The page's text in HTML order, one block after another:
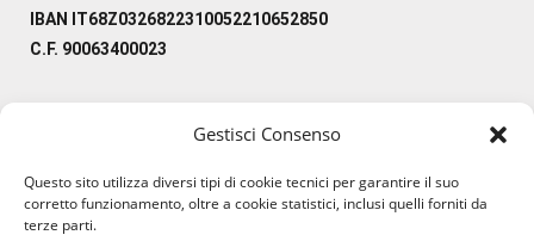
Gestisci Consenso
Questo sito utilizza diversi tipi di cookie tecnici per garantire il suo
corretto funzionamento, oltre a cookie statistici, inclusi quelli forniti da
terze parti.
IBAN IT68Z0326822310052210652850
C.F. 90063400023
#lanaterapia